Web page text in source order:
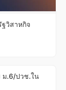
วิสาหกิจ
ม.6/ปวช.ใน